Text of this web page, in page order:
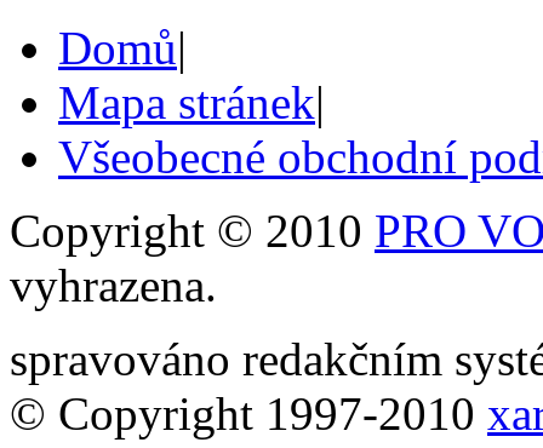
Domů|
Mapa stránek|
Všeobecné obchodní
Copyright © 2010 PRO
vyhrazena.
spravováno redakčním
© Copyright 1997-2010